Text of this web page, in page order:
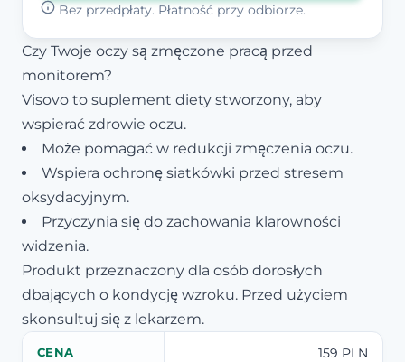
Bez przedpłaty. Płatność przy odbiorze.
Czy Twoje oczy są zmęczone pracą przed
monitorem?
Visovo to suplement diety stworzony, aby
wspierać zdrowie oczu.
Może pomagać w redukcji zmęczenia oczu.
Wspiera ochronę siatkówki przed stresem
oksydacyjnym.
Przyczynia się do zachowania klarowności
widzenia.
Produkt przeznaczony dla osób dorosłych
dbających o kondycję wzroku. Przed użyciem
skonsultuj się z lekarzem.
CENA 159 PLN